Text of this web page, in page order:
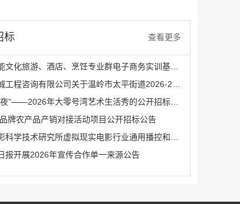
标 查看更多
牌农产品产销对接活动项目公开招标公告
报开展2026年宣传合作单一来源公告